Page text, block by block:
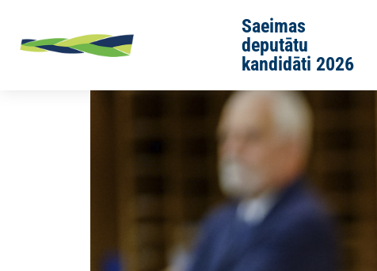
Saeimas
deputātu
kandidāti 2026